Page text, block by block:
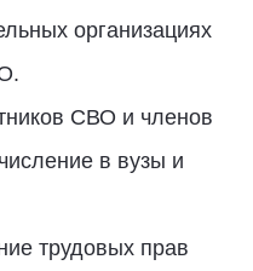
организациях
СВО и членов
в вузы и
трудовых прав